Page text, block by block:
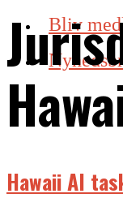
Bliv
Hawaii AI